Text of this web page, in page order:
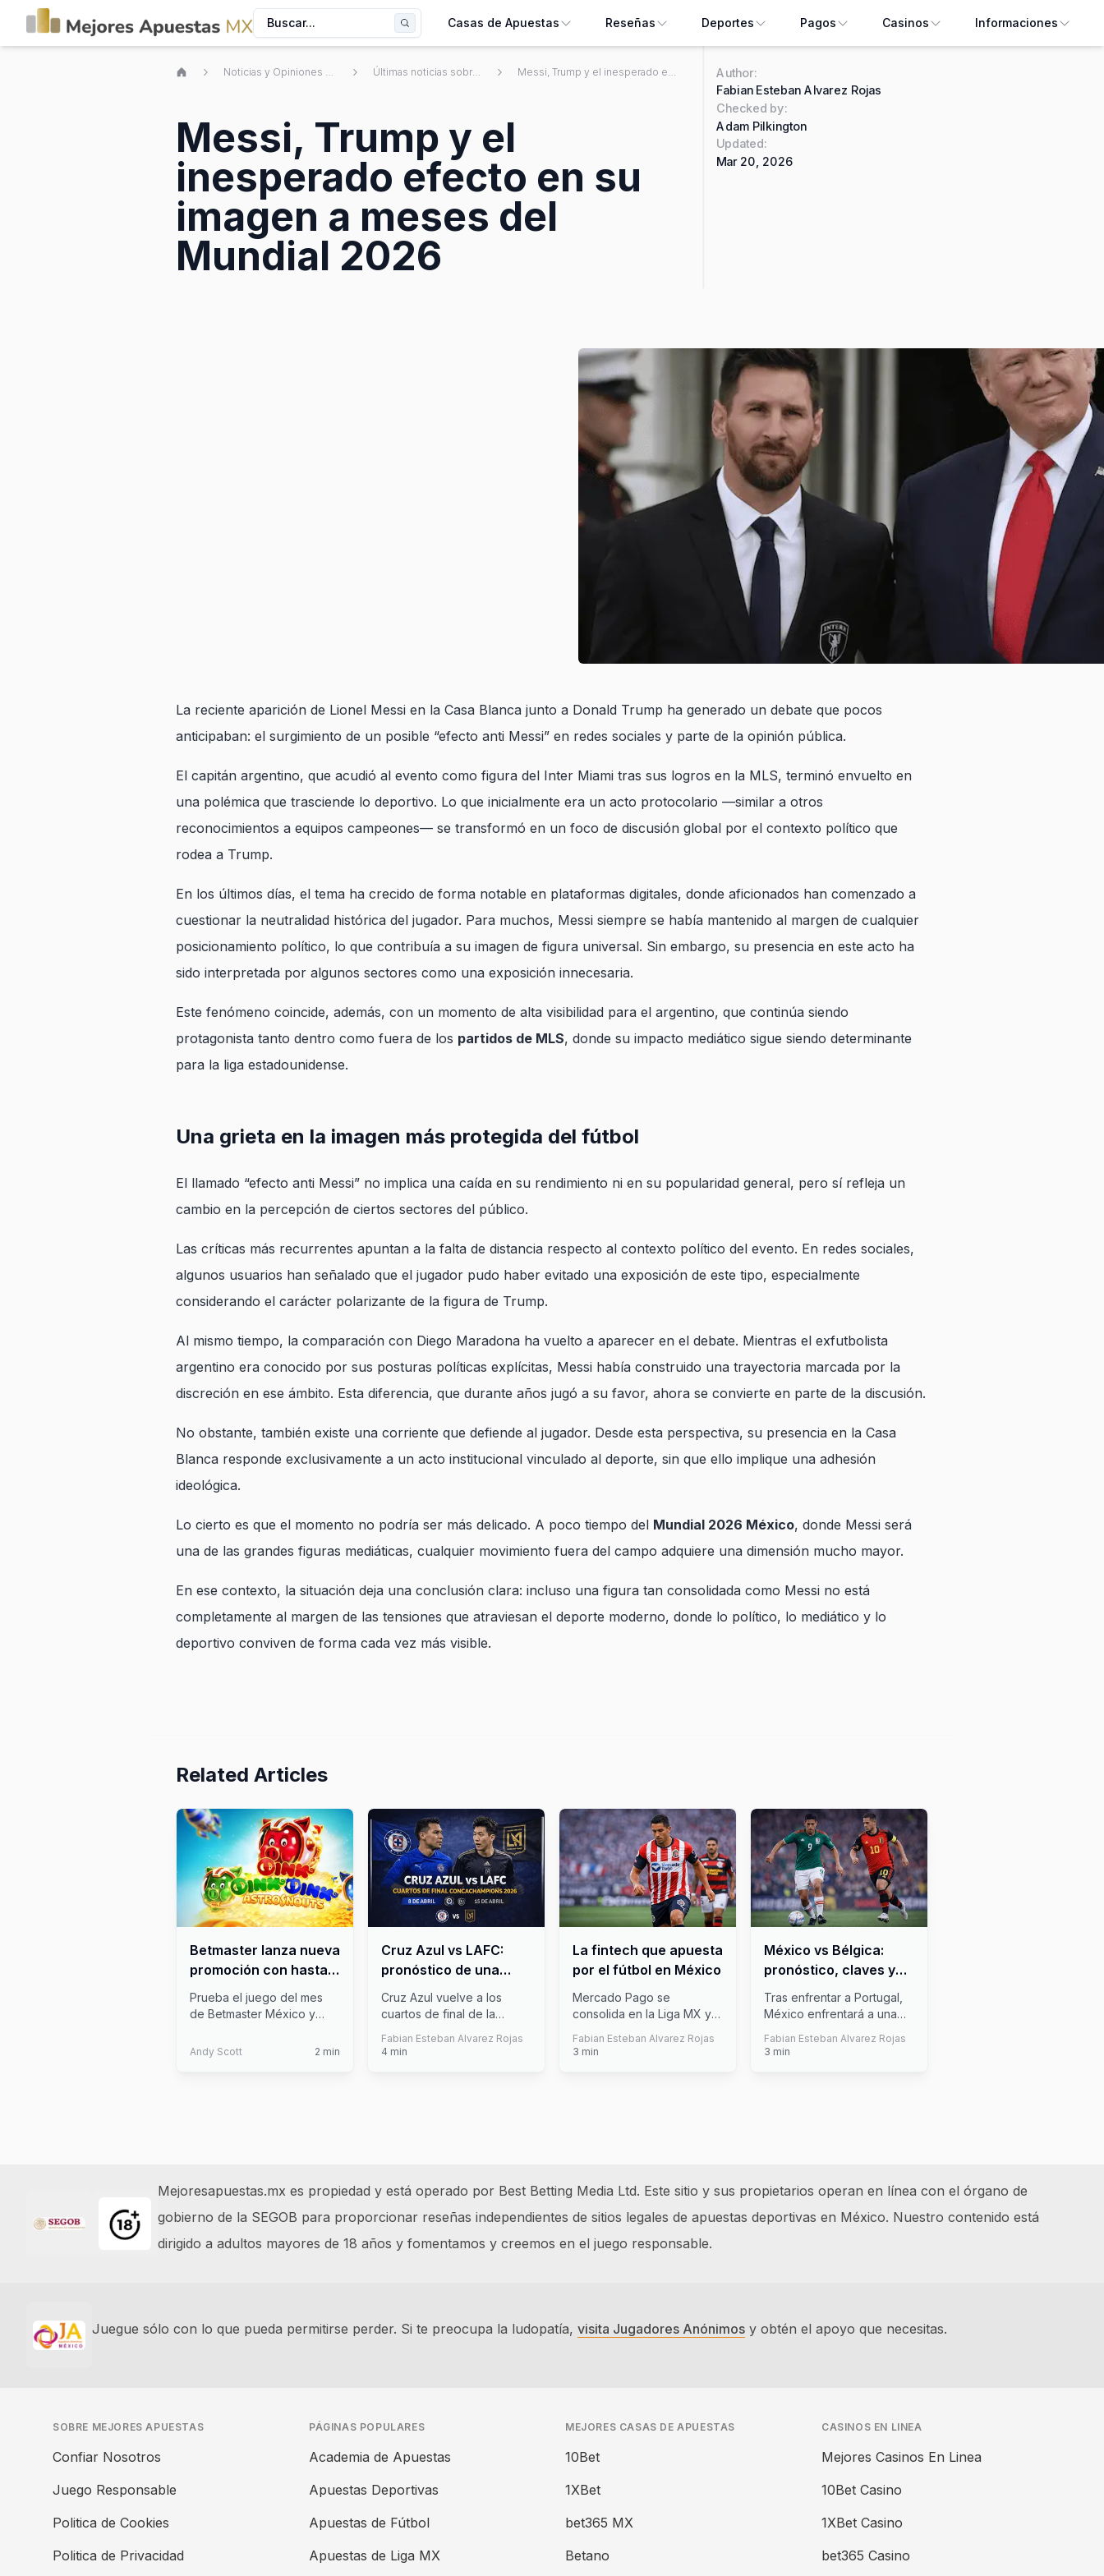
Buscar... Casas de Apuestas Reseñas Deportes Pagos Casinos Informaciones
Noticias y Opiniones de Apuestas Deportivas Mexicanas Últimas noticias sobre apuestas deportivas mexicanas Messi, Trump y el inesperado efecto en su imagen a meses del Mundial 2026
Messi, Trump y el
inesperado efecto en su
imagen a meses del
Mundial 2026
Author:
Fabian Esteban Alvarez Rojas
Checked by:
Adam Pilkington
Updated:
Mar 20, 2026
La reciente aparición de Lionel Messi en la Casa Blanca junto a Donald Trump ha generado un debate que pocos
anticipaban: el surgimiento de un posible “efecto anti Messi” en redes sociales y parte de la opinión pública.
El capitán argentino, que acudió al evento como figura del Inter Miami tras sus logros en la MLS, terminó envuelto en
una polémica que trasciende lo deportivo. Lo que inicialmente era un acto protocolario —similar a otros
reconocimientos a equipos campeones— se transformó en un foco de discusión global por el contexto político que
rodea a Trump.
En los últimos días, el tema ha crecido de forma notable en plataformas digitales, donde aficionados han comenzado a
cuestionar la neutralidad histórica del jugador. Para muchos, Messi siempre se había mantenido al margen de cualquier
posicionamiento político, lo que contribuía a su imagen de figura universal. Sin embargo, su presencia en este acto ha
sido interpretada por algunos sectores como una exposición innecesaria.
Este fenómeno coincide, además, con un momento de alta visibilidad para el argentino, que continúa siendo
protagonista tanto dentro como fuera de los partidos de MLS, donde su impacto mediático sigue siendo determinante
para la liga estadounidense.
Una grieta en la imagen más protegida del fútbol
El llamado “efecto anti Messi” no implica una caída en su rendimiento ni en su popularidad general, pero sí refleja un
cambio en la percepción de ciertos sectores del público.
Las críticas más recurrentes apuntan a la falta de distancia respecto al contexto político del evento. En redes sociales,
algunos usuarios han señalado que el jugador pudo haber evitado una exposición de este tipo, especialmente
considerando el carácter polarizante de la figura de Trump.
Al mismo tiempo, la comparación con Diego Maradona ha vuelto a aparecer en el debate. Mientras el exfutbolista
argentino era conocido por sus posturas políticas explícitas, Messi había construido una trayectoria marcada por la
discreción en ese ámbito. Esta diferencia, que durante años jugó a su favor, ahora se convierte en parte de la discusión.
No obstante, también existe una corriente que defiende al jugador. Desde esta perspectiva, su presencia en la Casa
Blanca responde exclusivamente a un acto institucional vinculado al deporte, sin que ello implique una adhesión
ideológica.
Lo cierto es que el momento no podría ser más delicado. A poco tiempo del Mundial 2026 México, donde Messi será
una de las grandes figuras mediáticas, cualquier movimiento fuera del campo adquiere una dimensión mucho mayor.
En ese contexto, la situación deja una conclusión clara: incluso una figura tan consolidada como Messi no está
completamente al margen de las tensiones que atraviesan el deporte moderno, donde lo político, lo mediático y lo
deportivo conviven de forma cada vez más visible.
Related Articles
Betmaster lanza nueva
promoción con hasta
150 giros gratis en su
juego del mes
Prueba el juego del mes
de Betmaster México y
gratis, se...
Andy Scott 2 min
Cruz Azul vs LAFC:
pronóstico de una
llave clave en
Concachampions
Cruz Azul vuelve a los
cuartos de final de la
tendrá que...
Fabian Esteban Alvarez Rojas
4 min
La fintech que apuesta
por el fútbol en México
Mercado Pago se
consolida en la Liga MX y
convertirse en ...
Fabian Esteban Alvarez Rojas
3 min
México vs Bélgica:
pronóstico, claves y
momios para el
amistoso previo al
Tras enfrentar a Portugal,
México enfrentará a una
Europea, Bé...
Fabian Esteban Alvarez Rojas
3 min
Mejoresapuestas.mx es propiedad y está operado por Best Betting Media Ltd. Este sitio y sus propietarios operan en línea con el órgano de
gobierno de la SEGOB para proporcionar reseñas independientes de sitios legales de apuestas deportivas en México. Nuestro contenido está
dirigido a adultos mayores de 18 años y fomentamos y creemos en el juego responsable.
Juegue sólo con lo que pueda permitirse perder. Si te preocupa la ludopatía, visita Jugadores Anónimos y obtén el apoyo que necesitas.
SOBRE MEJORES APUESTAS
Confiar Nosotros
Juego Responsable
Politica de Cookies
Politica de Privacidad
PÁGINAS POPULARES
Academia de Apuestas
Apuestas Deportivas
Apuestas de Fútbol
Apuestas de Liga MX
MEJORES CASAS DE APUESTAS
10Bet
1XBet
bet365 MX
Betano
CASINOS EN LINEA
Mejores Casinos En Linea
10Bet Casino
1XBet Casino
bet365 Casino